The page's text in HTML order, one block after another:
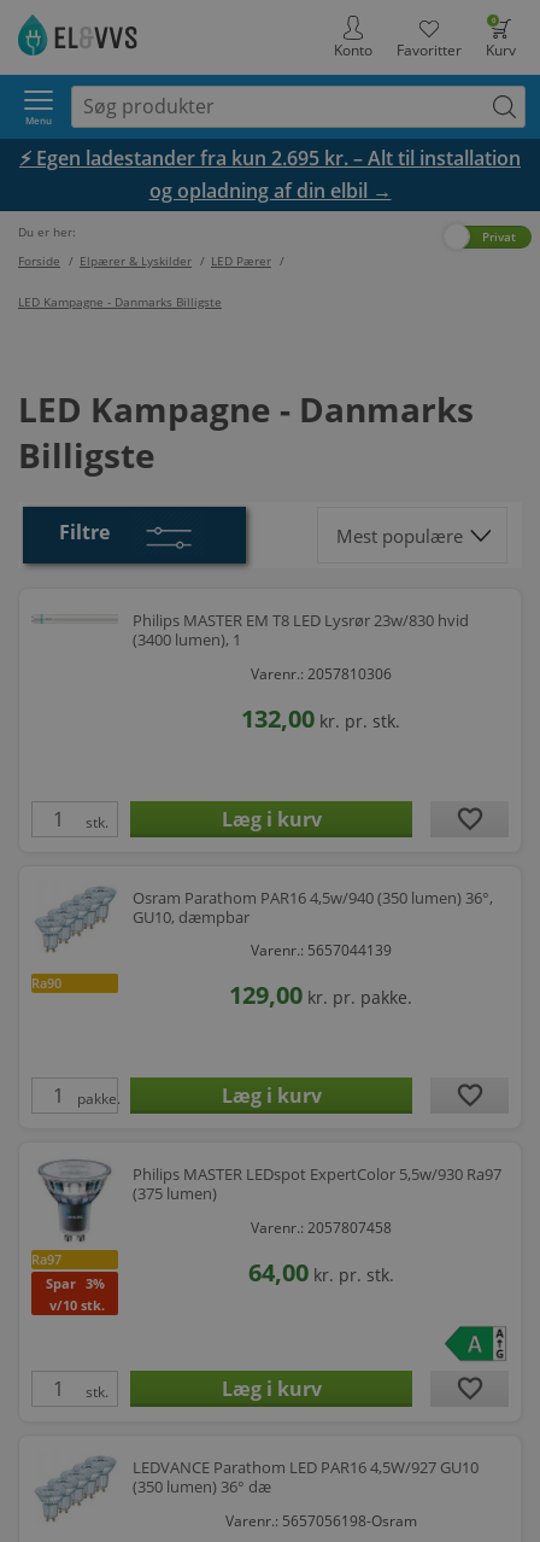
0
Kurv
Favoritter
Konto
Menu
⚡ Egen ladestander fra kun 2.695 kr. – Alt til installation
og opladning af din elbil →
Du er her:
Forside / Elpærer & Lyskilder / LED Pærer /
LED Kampagne - Danmarks Billigste
Privat
LED Kampagne - Danmarks
Billigste
Filtre
Philips MASTER EM T8 LED Lysrør 23w/830 hvid
(3400 lumen), 1
Varenr.: 2057810306
132,00 kr. pr. stk.
stk. favorite
Ra90
Osram Parathom PAR16 4,5w/940 (350 lumen) 36°,
GU10, dæmpbar
Varenr.: 5657044139
129,00 kr. pr. pakke.
pakke. favorite
Ra97
Spar 3%
v/10 stk.
Philips MASTER LEDspot ExpertColor 5,5w/930 Ra97
(375 lumen)
Varenr.: 2057807458
64,00 kr. pr. stk.
stk. favorite
LEDVANCE Parathom LED PAR16 4,5W/927 GU10
(350 lumen) 36° dæ
Varenr.: 5657056198-Osram